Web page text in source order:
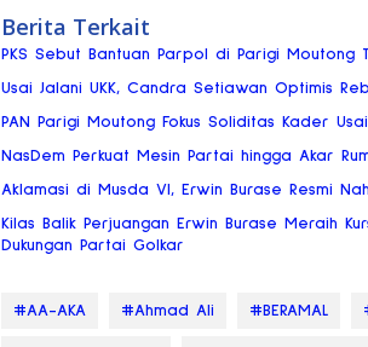
Berita Terkait
PKS Sebut Bantuan Parpol di Parigi Moutong
Usai Jalani UKK, Candra Setiawan Optimis
PAN Parigi Moutong Fokus Soliditas Kader
NasDem Perkuat Mesin Partai hingga Akar
Aklamasi di Musda VI, Erwin Burase Resmi
Kilas Balik Perjuangan Erwin Burase Meraih
Dukungan Partai Golkar
#AA-AKA #Ahmad Ali #BERAMAL